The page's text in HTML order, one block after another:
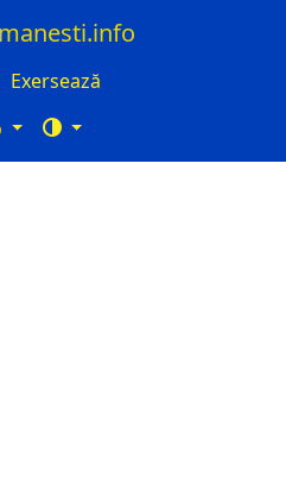
Exersează